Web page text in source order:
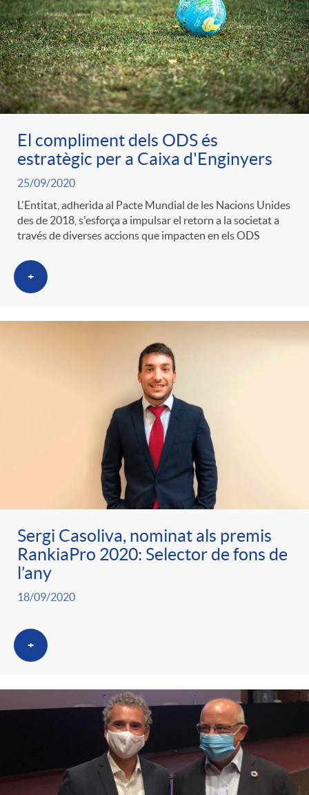
C
a
t
e
g
o
r
i
t
s
El compliment dels ODS és
estratègic per a Caixa d'Enginyers
25/09/2020
L'Entitat, adherida al Pacte Mundial de les Nacions Unides
des de 2018, s'esforça a impulsar el retorn a la societat a
través de diverses accions que impacten en els ODS
+
Sergi Casoliva, nominat als premis
RankiaPro 2020: Selector de fons de
l’any
18/09/2020
+